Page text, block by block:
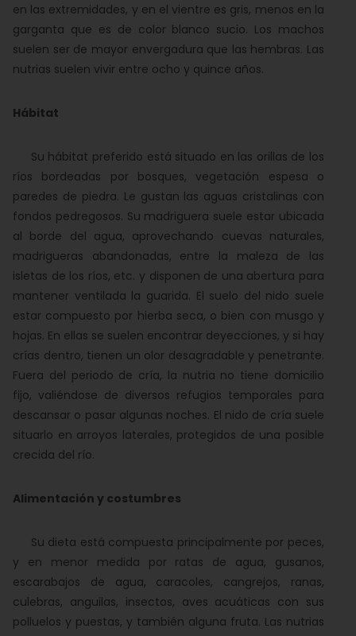
en las extremidades, y en el vientre es gris, menos en la
garganta que es de color blanco sucio. Los machos
suelen ser de mayor envergadura que las hembras. Las
nutrias suelen vivir entre ocho y quince años.
Hábitat
Su hábitat preferido está situado en las orillas de los
ríos bordeadas por bosques, vegetación espesa o
paredes de piedra. Le gustan las aguas cristalinas con
fondos pedregosos. Su madriguera suele estar ubicada
al borde del agua, aprovechando cuevas naturales,
madrigueras abandonadas, entre la maleza de las
isletas de los ríos, etc. y disponen de una abertura para
mantener ventilada la guarida. El suelo del nido suele
estar compuesto por hierba seca, o bien con musgo y
hojas. En ellas se suelen encontrar deyecciones, y si hay
crías dentro, tienen un olor desagradable y penetrante.
Fuera del periodo de cría, la nutria no tiene domicilio
fijo, valiéndose de diversos refugios temporales para
descansar o pasar algunas noches. El nido de cría suele
situarlo en arroyos laterales, protegidos de una posible
crecida del río.
Alimentación y costumbres
Su dieta está compuesta principalmente por peces,
y en menor medida por ratas de agua, gusanos,
escarabajos de agua, caracoles, cangrejos, ranas,
culebras, anguilas, insectos, aves acuáticas con sus
polluelos y puestas, y también alguna fruta. Las nutrias